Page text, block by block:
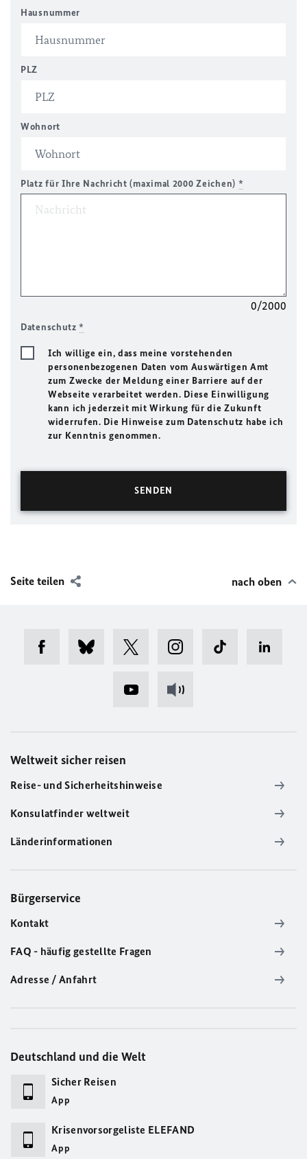
Hausnummer
PLZ
Wohnort
Platz für Ihre Nachricht (maximal 2000 Zeichen) *
0/2000
Datenschutz*
Ich willige ein, dass meine vorstehenden
personenbezogenen Daten vom Auswärtigen Amt
zum Zwecke der Meldung einer Barriere auf der
Webseite verarbeitet werden. Diese Einwilligung
kann ich jederzeit mit Wirkung für die Zukunft
widerrufen. Die Hinweise zum Datenschutz habe ich
zur Kenntnis genommen.
Seite teilen nach oben
Weltweit sicher reisen
Reise- und Sicherheitshinweise
Konsulatfinder weltweit
Länderinformationen
Bürgerservice
Kontakt
FAQ - häufig gestellte Fragen
Adresse / Anfahrt
Deutschland und die Welt
Sicher Reisen
App
Krisenvorsorgeliste ELEFAND
App